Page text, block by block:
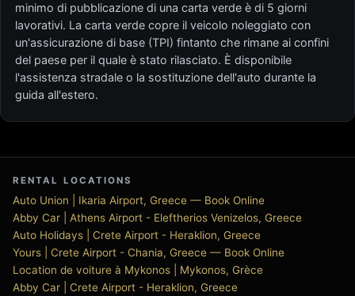
minimo di pubblicazione di una carta verde è di 5 giorni
lavorativi. La carta verde copre il veicolo noleggiato con
un'assicurazione di base (TPI) fintanto che rimane ai confini
del paese per il quale è stato rilasciato. È disponibile
l'assistenza stradale o la sostituzione dell'auto durante la
guida all'estero.
RENTAL LOCATIONS
Auto Union | Ikaria Airport, Greece — Book Online
Abby Car | Athens Airport - Eleftherios Venizelos, Greece
Auto Holidays | Crete Airport - Heraklion, Greece
Yours | Crete Airport - Chania, Greece — Book Online
Location de voiture à Mykonos | Mykonos, Grèce
Abby Car | Crete Airport - Heraklion, Greece